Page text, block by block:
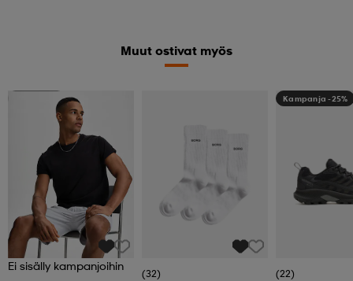
Muut ostivat myös
Ei sisälly kampanjoihin
(32)
Kampanja -25%
(22)